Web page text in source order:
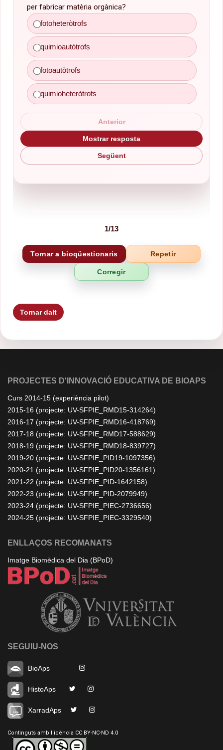
per fabricar matèria orgànica?
fotoheteròtrofs
quimioautòtrofs
fotoautòtrofs
quimioheteròtrofs
Anterior
Mostrar resposta
Següent
fotoautòtrofs
1/13
Tornar a bioqüestionaris Repetir
Tornar dalt
PROJECTES D'INNOVACIÓ EDUCATIVA DE BIOAPS
Curs 2014-15 (experiència pilot)
2015-16 (projecte: UV-SFPIE_RMD15-314264)
2016-17 (projecte: UV-SFPIE_RMD16-418769)
2017-18 (projecte: UV-SFPIE_RMD17-588629)
2018-19 (projecte: UV-SFPIE_RMD18-839727)
2019-20 (projecte: UV-SFPIE_PID19-1097356)
2020-21 (projecte: UV-SFPIE_PID20-1356161)
2021-22 (projecte: UV-SFPIE_PID-1642158)
2022-23 (projecte: UV-SFPIE_PID-2079949)
2023-24 (projecte: UV-SFPIE_PIEC-2736656)
2024-25 (projecte: UV-SFPIE_PIEC-3329540)
ENLLAÇOS RECOMANATS
Imatge Biomèdica del Dia (BPoD)
SEGUIU-NOS
BioAps
HistoAps
XarradAps
Continguts amb llicència CC BY-NC-ND 4.0